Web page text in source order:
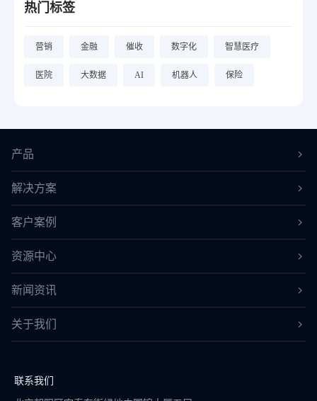
热门标签
营销 金融 催收 数字化 智慧医疗
医院 大数据 AI 机器人 保险
产品
解决方案
客户案例
资源中心
新闻资讯
关于我们
联系我们